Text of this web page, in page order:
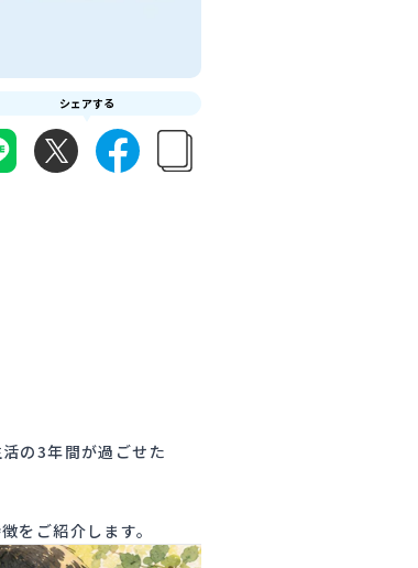
シェアする
の3年間が過ごせた
をご紹介します。